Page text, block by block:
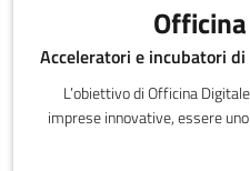
L’obiettivo di Officina
imprese innovative, essere